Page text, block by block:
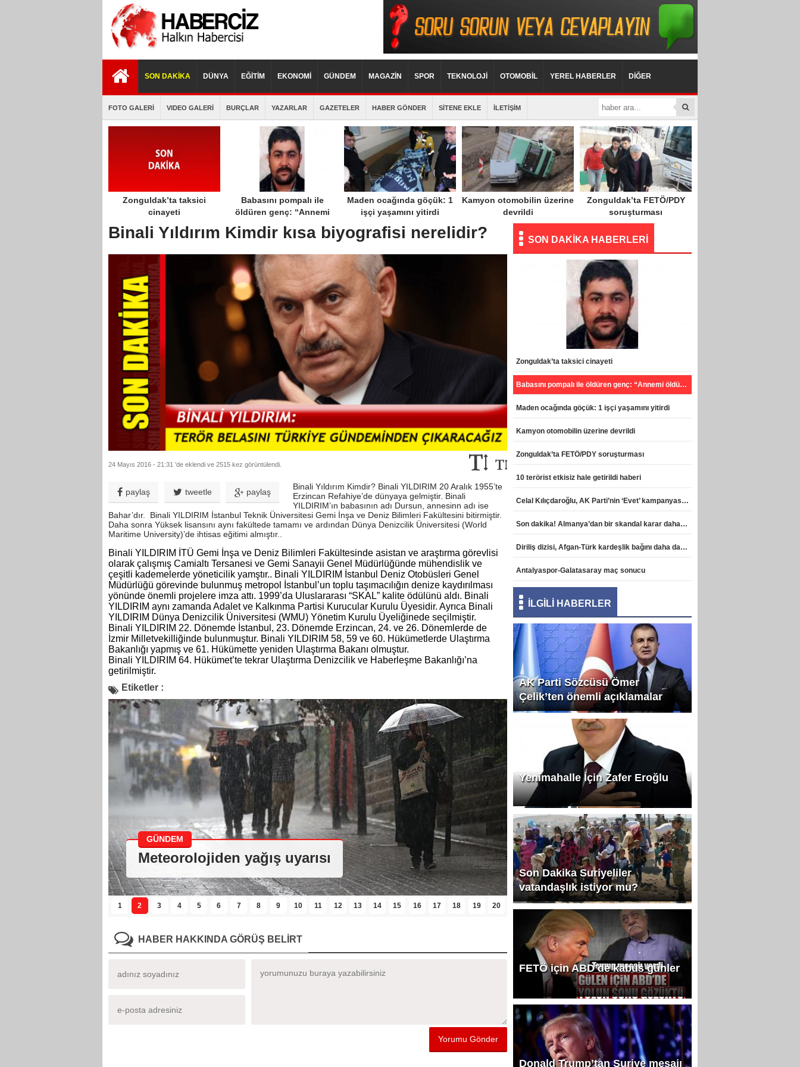
SON DAKİKA DÜNYA EĞİTİM EKONOMİ GÜNDEM MAGAZİN SPOR TEKNOLOJİ OTOMOBİL YEREL HABERLER DİĞER
FOTO GALERİ VIDEO GALERİ BURÇLAR YAZARLAR GAZETELER HABER GÖNDER SİTENE EKLE İLETİŞİM
Zonguldak’ta taksici
cinayeti
Babasını pompalı ile
öldüren genç: “Annemi
hareket ettim”
Maden ocağında göçük: 1
işçi yaşamını yitirdi
Kamyon otomobilin üzerine
devrildi
Zonguldak’ta FETÖ/PDY
soruşturması
Binali Yıldırım Kimdir kısa biyografisi nerelidir?
24 Mayıs 2016 - 21:31 'de eklendi ve 2515 kez görüntülendi.
paylaş tweetle paylaş
Binali Yıldırım Kimdir? Binali YILDIRIM 20 Aralık 1955’te
Erzincan Refahiye’de dünyaya gelmiştir. Binali
YILDIRIM’ın babasının adı Dursun, annesinn adı ise
Bahar’dır. Binali YILDIRIM İstanbul Teknik Üniversitesi Gemi İnşa ve Deniz Bilimleri Fakültesini bitirmiştir.
Daha sonra Yüksek lisansını aynı fakültede tamamı ve ardından Dünya Denizcilik Üniversitesi (World
Maritime University)’de ihtisas eğitimi almıştır..
Binali YILDIRIM İTÜ Gemi İnşa ve Deniz Bilimleri Fakültesinde asistan ve araştırma görevlisi
olarak çalışmış Camialtı Tersanesi ve Gemi Sanayii Genel Müdürlüğünde mühendislik ve
çeşitli kademelerde yöneticilik yamştır.. Binali YILDIRIM İstanbul Deniz Otobüsleri Genel
Müdürlüğü görevinde bulunmuş metropol İstanbul’un toplu taşımacılığın denize kaydırılması
yönünde önemli projelere imza attı. 1999’da Uluslararası “SKAL” kalite ödülünü aldı. Binali
YILDIRIM aynı zamanda Adalet ve Kalkınma Partisi Kurucular Kurulu Üyesidir. Ayrıca Binali
YILDIRIM Dünya Denizcilik Üniversitesi (WMU) Yönetim Kurulu Üyeliğinede seçilmiştir.
Binali YILDIRIM 22. Dönemde İstanbul, 23. Dönemde Erzincan, 24. ve 26. Dönemlerde de
İzmir Milletvekilliğinde bulunmuştur. Binali YILDIRIM 58, 59 ve 60. Hükümetlerde Ulaştırma
Bakanlığı yapmış ve 61. Hükümette yeniden Ulaştırma Bakanı olmuştur.
Binali YILDIRIM 64. Hükümet’te tekrar Ulaştırma Denizcilik ve Haberleşme Bakanlığı’na
getirilmiştir.
Etiketler :
GÜNDEM
Meteorolojiden yağış uyarısı
1 2 3 4 5 6 7 8 9 10 11 12 13 14 15 16 17 18 19 20
HABER HAKKINDA GÖRÜŞ BELİRT
SON DAKİKA HABERLERİ
Zonguldak’ta taksici cinayeti
Babasını pompalı ile öldüren genç: “Annemi öldürecekti, can havliyle hareket ettim”
Maden ocağında göçük: 1 işçi yaşamını yitirdi
Kamyon otomobilin üzerine devrildi
Zonguldak’ta FETÖ/PDY soruşturması
10 terörist etkisiz hale getirildi haberi
Celal Kılıçdaroğlu, AK Parti’nin ‘Evet’ kampanyasına destek verdi haberi
Son dakika! Almanya’dan bir skandal karar daha! haberi
Diriliş dizisi, Afgan-Türk kardeşlik bağını daha da pekiştirdi haberi
Antalyaspor-Galatasaray maç sonucu
İLGİLİ HABERLER
AK Parti Sözcüsü Ömer
Çelik’ten önemli açıklamalar
Yenimahalle İçin Zafer Eroğlu
Son Dakika Suriyeliler
vatandaşlık istiyor mu?
FETÖ için ABD’de kabus günler
Donald Trump’tan Suriye mesajı